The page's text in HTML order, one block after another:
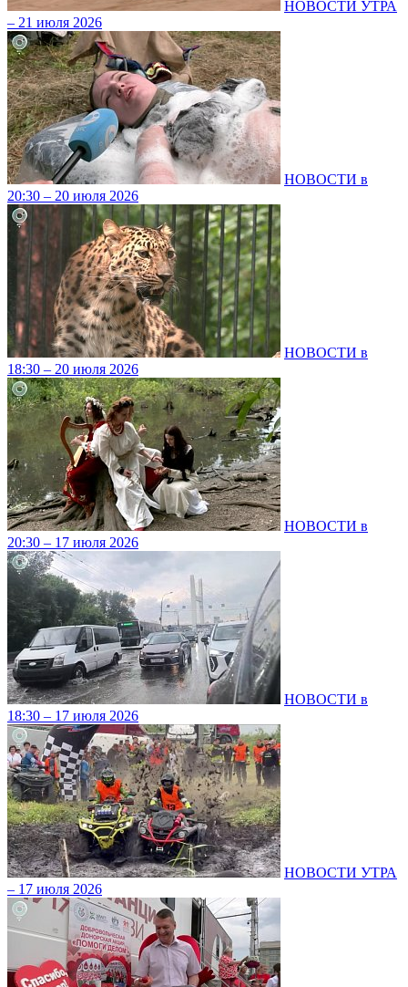
НОВОСТИ УТРА
– 21 июля 2026
НОВОСТИ в
20:30 – 20 июля 2026
НОВОСТИ в
18:30 – 20 июля 2026
НОВОСТИ в
20:30 – 17 июля 2026
НОВОСТИ в
18:30 – 17 июля 2026
НОВОСТИ УТРА
– 17 июля 2026